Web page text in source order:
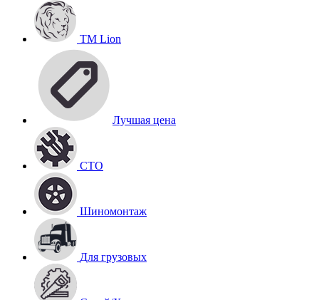
TM Lion
Лучшая цена
СТО
Шиномонтаж
Для грузовых